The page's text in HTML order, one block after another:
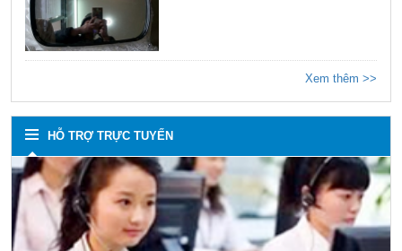
Xem thêm >>
HỖ TRỢ TRỰC TUYẾN